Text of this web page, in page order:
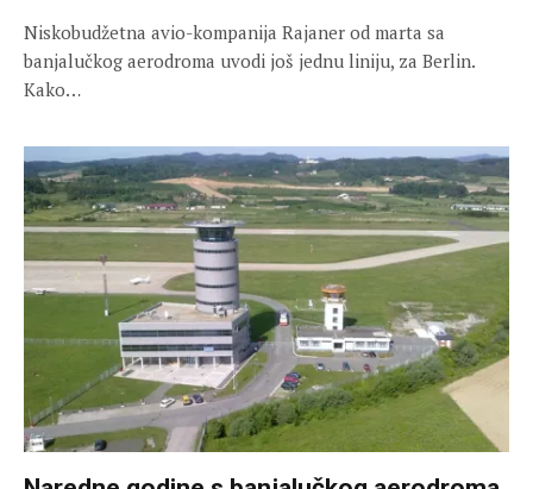
Niskobudžetna avio-kompanija Rajaner od marta sa
banjalučkog aerodroma uvodi još jednu liniju, za Berlin.
Kako…